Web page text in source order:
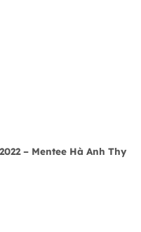
– Mentee Hà Anh Thy